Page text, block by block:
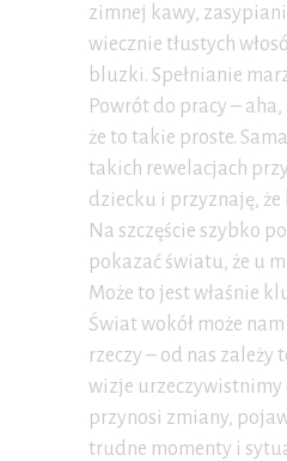
zimnej kawy,
wiecznie tłustych
bluzki. Spełnianie
Powrót do pracy – aha,
że to takie proste.
takich rewelacjach
dziecku i przyznaję, że
Na szczęście szybko
pokazać światu, że u
Może to jest właśnie
Świat wokół może
rzeczy – od nas zależy
wizje urzeczywistnimy
przynosi zmiany,
trudne momenty i